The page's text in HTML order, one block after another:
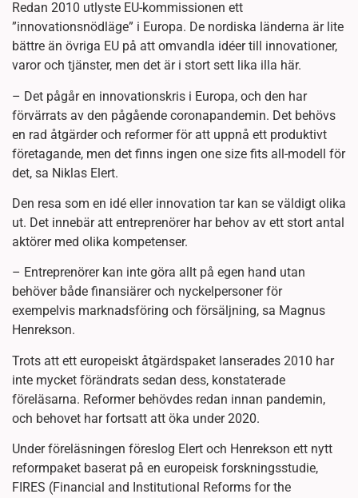
Redan 2010 utlyste EU-kommissionen ett
”innovationsnödläge” i Europa. De nordiska länderna är lite
bättre än övriga EU på att omvandla idéer till innovationer,
varor och tjänster, men det är i stort sett lika illa här.
– Det pågår en innovationskris i Europa, och den har
förvärrats av den pågående coronapandemin. Det behövs
en rad åtgärder och reformer för att uppnå ett produktivt
företagande, men det finns ingen one size fits all-modell för
det, sa Niklas Elert.
Den resa som en idé eller innovation tar kan se väldigt olika
ut. Det innebär att entreprenörer har behov av ett stort antal
aktörer med olika kompetenser.
– Entreprenörer kan inte göra allt på egen hand utan
behöver både finansiärer och nyckelpersoner för
exempelvis marknadsföring och försäljning, sa Magnus
Henrekson.
Trots att ett europeiskt åtgärdspaket lanserades 2010 har
inte mycket förändrats sedan dess, konstaterade
föreläsarna. Reformer behövdes redan innan pandemin,
och behovet har fortsatt att öka under 2020.
Under föreläsningen föreslog Elert och Henrekson ett nytt
reformpaket baserat på en europeisk forskningsstudie,
FIRES (Financial and Institutional Reforms for the